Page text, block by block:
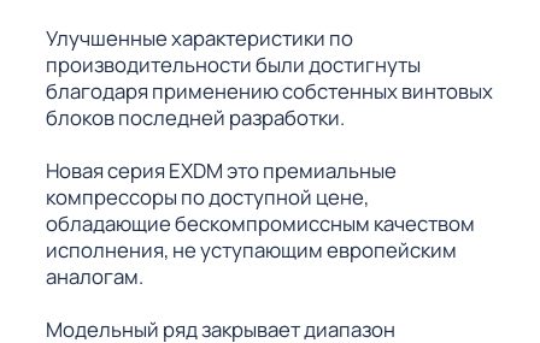
Улучшенные характеристики по
производительности были достигнуты
благодаря применению собстенных винтовых
блоков последней разработки.
Новая серия EXDM это премиальные
компрессоры по доступной цене,
обладающие бескомпромиссным качеством
исполнения, не уступающим европейским
аналогам.
Модельный ряд закрывает диапазон